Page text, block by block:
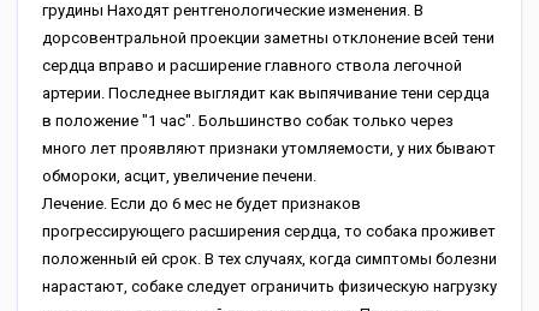
грудины Находят рентгенологические изменения. В
дорсовентральной проекции заметны отклонение всей тени
сердца вправо и расширение главного ствола легочной
артерии. Последнее выглядит как выпячивание тени сердца
в положение "1 час". Большинство собак только через
много лет проявляют признаки утомляемости, у них бывают
обмороки, асцит, увеличение печени.
Лечение. Если до 6 мес не будет признаков
прогрессирующего расширения сердца, то собака проживет
положенный ей срок. В тех случаях, когда симптомы болезни
нарастают, собаке следует ограничить физическую нагрузку